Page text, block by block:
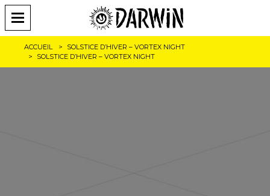
ACCUEIL
SOLSTICE D’HIVER – VORTEX NIGHT
SOLSTICE D’HIVER – VORTEX NIGHT